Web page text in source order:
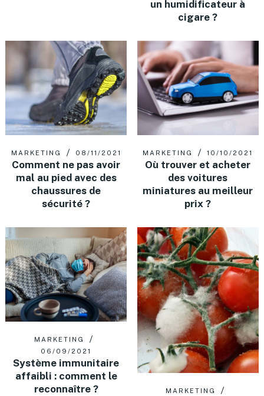
un humidificateur à
cigare ?
MARKETING 08/11/2021
Comment ne pas avoir
mal au pied avec des
chaussures de
sécurité ?
MARKETING 10/10/2021
Où trouver et acheter
des voitures
miniatures au meilleur
prix ?
MARKETING
06/09/2021
Système immunitaire
affaibli : comment le
reconnaître ?
MARKETING